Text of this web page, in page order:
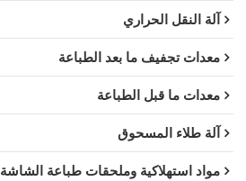
آلة النقل الحراري
معدات تجفيف ما بعد الطباعة
معدات ما قبل الطباعة
آلة طلاء المسحوق
مواد استهلاكية وملحقات طباعة الشاشة